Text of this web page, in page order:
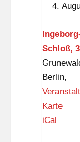
Drewitz-
4.
Schloß,
Berlin,
KarteI
iCal